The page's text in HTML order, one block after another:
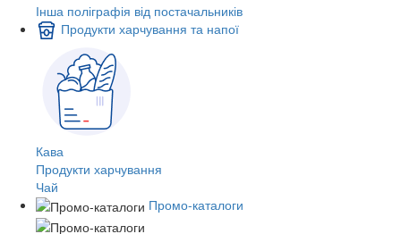
Інша поліграфія від постачальників
Продукти харчування та напої
Кава
Продукти харчування
Чай
Промо-каталоги